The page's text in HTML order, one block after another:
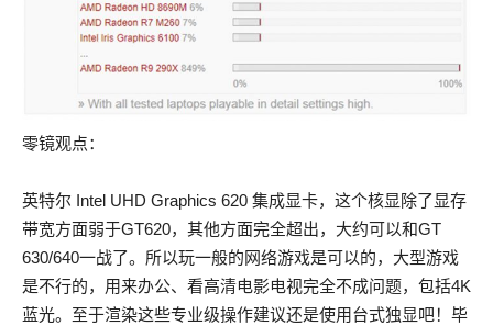
零镜观点：
英特尔 Intel UHD Graphics 620 集成显卡，这个核显除了显存
带宽方面弱于GT620，其他方面完全超出，大约可以和GT
630/640一战了。所以玩一般的网络游戏是可以的，大型游戏
是不行的，用来办公、看高清电影电视完全不成问题，包括4K
蓝光。至于渲染这些专业级操作建议还是使用台式独显吧！毕